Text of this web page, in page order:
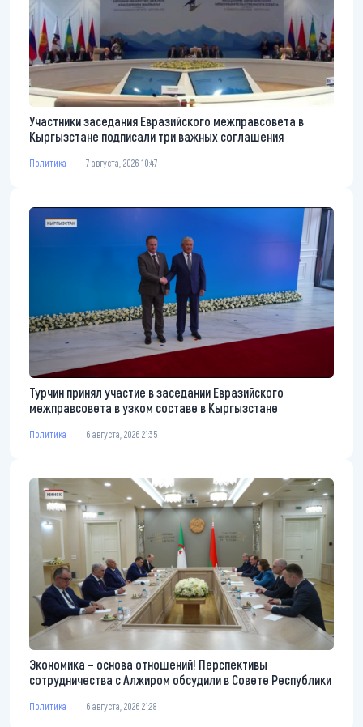
Участники заседания Евразийского межправсовета в
Кыргызстане подписали три важных соглашения
Политика 7 августа, 2026 10:47
Турчин принял участие в заседании Евразийского
межправсовета в узком составе в Кыргызстане
Политика 6 августа, 2026 21:35
Экономика – основа отношений! Перспективы
сотрудничества с Алжиром обсудили в Совете Республики
Политика 6 августа, 2026 21:28